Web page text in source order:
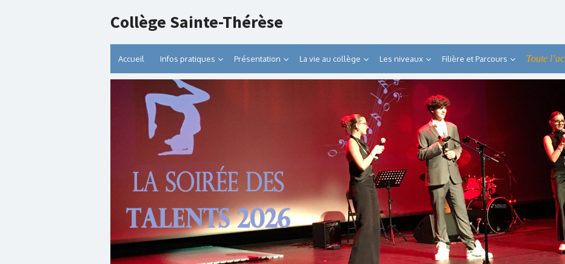
Collège Sainte-Thérèse
Accueil Infos pratiques Présentation La vie au collège Les niveaux Filière et Parcours Toute